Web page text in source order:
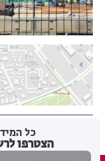
כל
הצטרפו